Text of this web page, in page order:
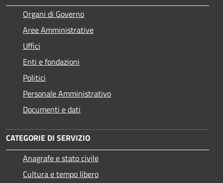
Organi di Governo
Aree Amministrative
Uffici
Enti e fondazioni
Politici
Personale Amministrativo
Documenti e dati
CATEGORIE DI SERVIZIO
Anagrafe e stato civile
Cultura e tempo libero